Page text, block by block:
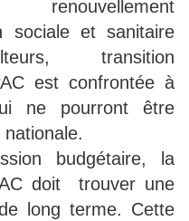
sociale et sanitaire
transition
est confrontée à
ne pourront être
budgétaire, la
doit trouver une
long terme. Cette